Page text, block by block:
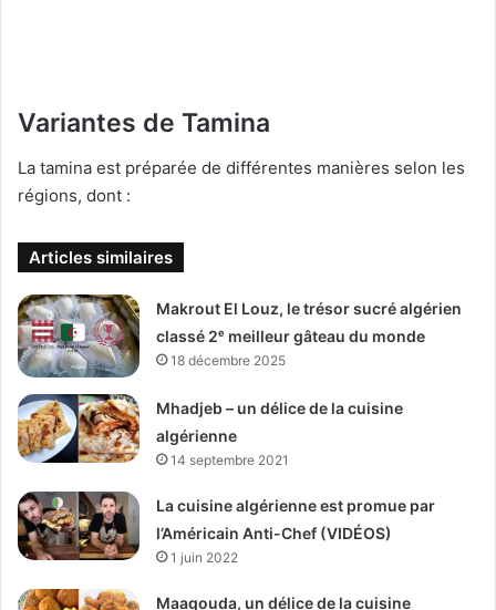
Variantes de Tamina
La tamina est préparée de différentes manières selon les
régions, dont :
Articles similaires
Makrout El Louz, le trésor sucré algérien
classé 2ᵉ meilleur gâteau du monde
18 décembre 2025
Mhadjeb – un délice de la cuisine
algérienne
14 septembre 2021
La cuisine algérienne est promue par
l’Américain Anti-Chef (VIDÉOS)
1 juin 2022
Maaqouda, un délice de la cuisine